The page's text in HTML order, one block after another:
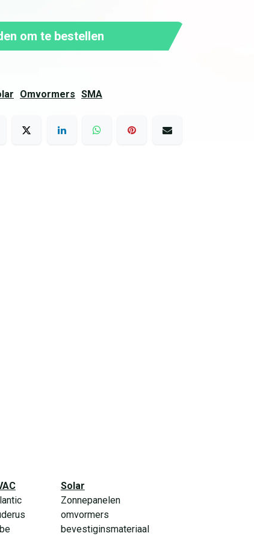
om te bestellen
SMA
Omvormers
Solar
Zonnepanelen
omvormers
bevestiginsmateriaal